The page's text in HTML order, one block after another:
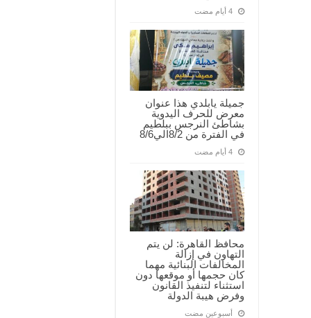
جميلة يابلدي هذا عنوان
معرض للحرف اليدوية
بشاطئ النرجس ببلطيم
في الفترة من 8/2الي8/6
محافظ القاهرة: لن يتم
التهاون في إزالة
المخالفات البنائية مهما
كان حجمها أو موقعها دون
استثناء لتنفيذ القانون
وفرض هيبة الدولة
‏أسبوعين مضت